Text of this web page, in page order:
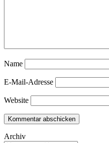
Name
E-Mail-Adresse
Website
Archiv